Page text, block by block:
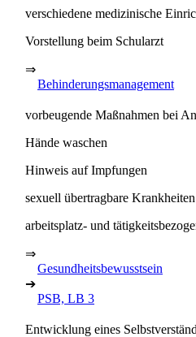
verschiedene medizinische
Vorstellung beim Schularzt
⇒
Behinderungsmanagement
vorbeugende Maßnahmen bei
Hände waschen
Hinweis auf Impfungen
sexuell übertragbare Krankheiten
arbeitsplatz- und
⇒
Gesundheitsbewusstsein
➔
PSB, LB 3
Entwicklung eines